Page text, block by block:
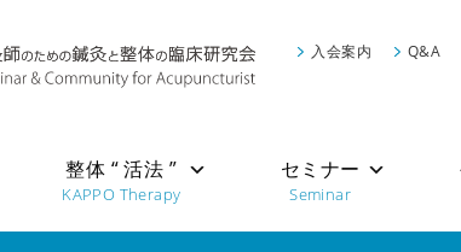
Q&A
入会案内
整体 “ 活法 ”
KAPPO Therapy
セミナー
Seminar